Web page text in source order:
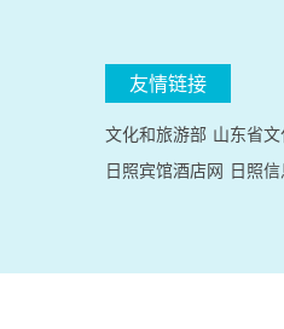
友情链接
文化和旅游部 山东省
日照宾馆酒店网 日照